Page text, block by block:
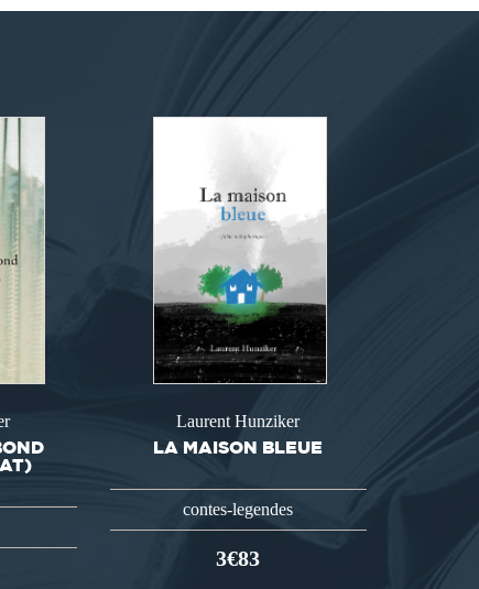
Laurent Hunziker
LA MAISON BLEUE
contes-legendes
3€83